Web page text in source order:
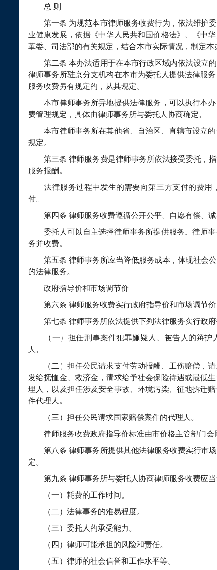
总 则
第一条 为规范本市律师服务收费行为，依法维护
业健康发展，依据《中华人民共和国价格法》、《中
革委、司法部的有关规定，结合本市实际情况，制定本
第二条 本办法适用于在本市行政区域内依法设立
律师事务所驻京分支机构在本市为委托人提供法律服
服务收费另有规定的，从其规定。
本市律师事务所异地提供法律服务，可以执行本办
费管理规定，具体由律师事务所与委托人协商确定。
本市律师事务所在其他省、自治区、直辖市设立的
规定。
第三条 律师服务费是律师事务所依法接受委托，
服务报酬。
法律服务过程中发生的需要向第三方支付的费用
付。
第四条 律师服务收费遵循公开公平、自愿有偿、
委托人可以自主选择律师事务所提供服务。律师事
务并收费。
第五条 律师事务所应当降低服务成本，体现社会
的法律服务。
政府指导价和市场调节价
第六条 律师服务收费实行政府指导价和市场调节
第七条 律师事务所依法提供下列法律服务实行政
（一）担任刑事案件犯罪嫌疑人、被告人的辩护
人。
（二）担任公民请求支付劳动报酬、工伤赔偿，请
发给抚恤金、救济金，请求给予社会保险待遇或最低
理人，以及担任涉及安全事故、环境污染、征地拆迁
件代理人。
（三）担任公民请求国家赔偿案件的代理人。
律师服务收费政府指导价标准由市价格主管部门会
第八条 律师事务所提供其他法律服务收费实行市
定。
第九条 律师事务所与委托人协商律师服务收费应
（一）耗费的工作时间。
（二）法律事务的难易程度。
（三）委托人的承受能力。
（四）律师可能承担的风险和责任。
（五）律师的社会信誉和工作水平等。